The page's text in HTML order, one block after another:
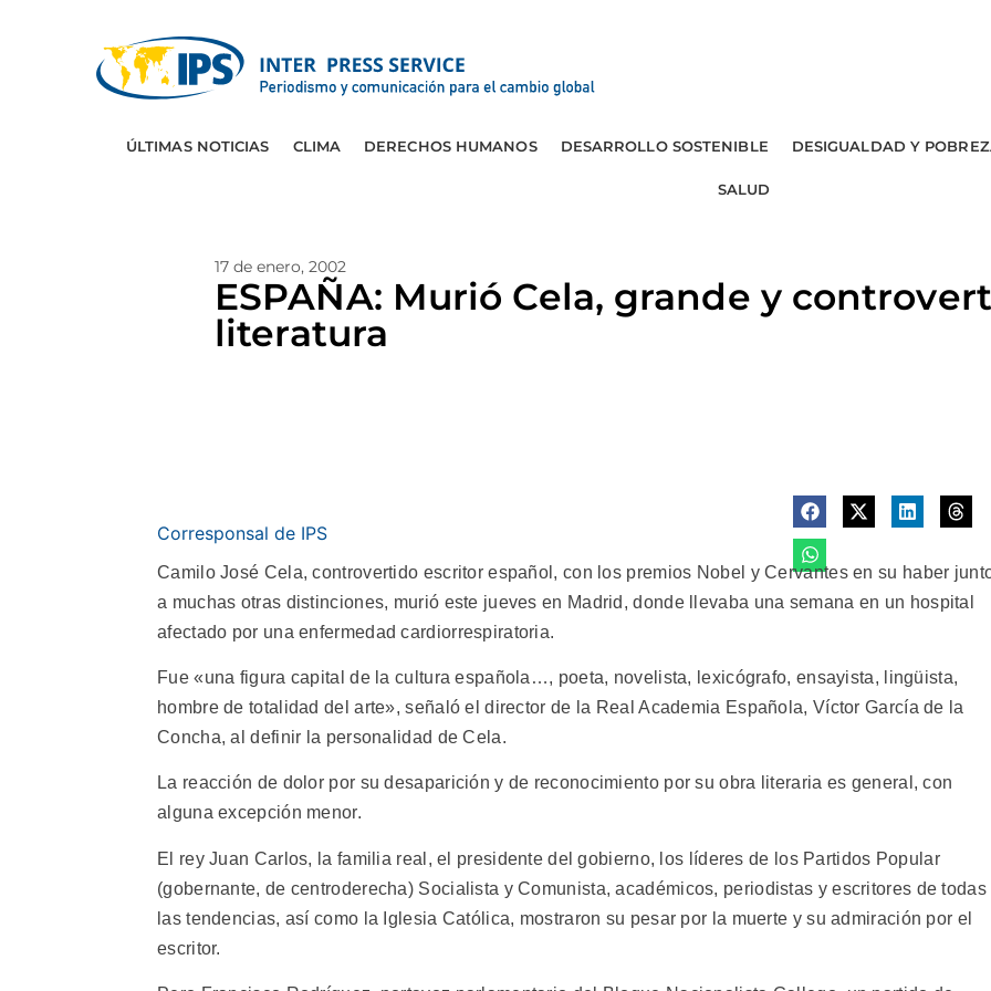
ÚLTIMAS NOTICIAS CLIMA DERECHOS HUMANOS DESARROLLO SOSTENIBLE DESIGUALDAD Y
SALUD
17 de enero, 2002
ESPAÑA: Murió Cela, grande y
literatura
Corresponsal de IPS
Camilo José Cela, controvertido escritor español, con los premios Nobel y Cervantes en su haber
a muchas otras distinciones, murió este jueves en Madrid, donde llevaba una semana en un hospital
afectado por una enfermedad cardiorrespiratoria.
Fue «una figura capital de la cultura española…, poeta, novelista, lexicógrafo, ensayista, lingüista,
hombre de totalidad del arte», señaló el director de la Real Academia Española, Víctor García de la
Concha, al definir la personalidad de Cela.
La reacción de dolor por su desaparición y de reconocimiento por su obra literaria es general, con
alguna excepción menor.
El rey Juan Carlos, la familia real, el presidente del gobierno, los líderes de los Partidos Popular
(gobernante, de centroderecha) Socialista y Comunista, académicos, periodistas y escritores de todas
las tendencias, así como la Iglesia Católica, mostraron su pesar por la muerte y su admiración por el
escritor.